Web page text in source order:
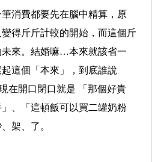
消費都要先在腦中精算，原
得斤斤計較的開始，而這個斤
未來。結婚嘛…本來就該省一
這個「本來」，到底誰說
在開口閉口就是 「那個好貴
、「這頓飯可以買二罐奶粉
架、了。